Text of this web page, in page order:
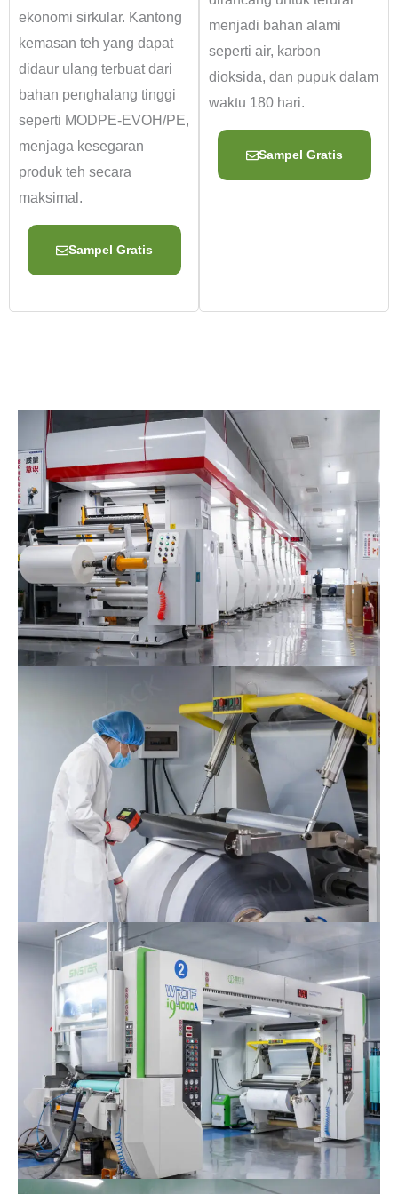
ekonomi sirkular. Kantong
kemasan teh yang dapat
didaur ulang terbuat dari
bahan penghalang tinggi
seperti MODPE-EVOH/PE,
menjaga kesegaran
produk teh secara
maksimal.
Sampel Gratis
menjadi bahan alami
seperti air, karbon
dioksida, dan pupuk dalam
waktu 180 hari.
Sampel Gratis